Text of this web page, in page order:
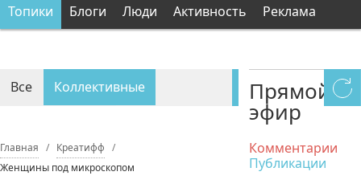
Топики Блоги Люди Активность Реклама
Все Коллективные
Главная
Креатифф
Женщины под микроскопом
Прямой
эфир
Комментарии
Публикации